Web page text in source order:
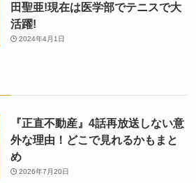
田聖亜!現在は医学部でテニスで大
活躍!
2024年4月1日
『正直不動産』4話再放送しない意
外な理由！どこで見れるかもまと
め
2026年7月20日